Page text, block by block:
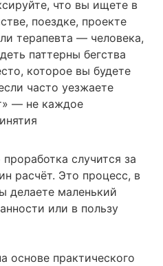
что вы ищете в
поездке, проекте
терапевта — человека,
паттерны бегства
которое вы будете
часто уезжаете
— не каждое
случится за
расчёт. Это процесс, в
делаете маленький
или в пользу
основе практического